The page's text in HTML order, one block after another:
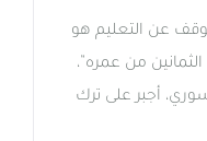
عن التعليم هو
من عمره”،
أجبر على ترك